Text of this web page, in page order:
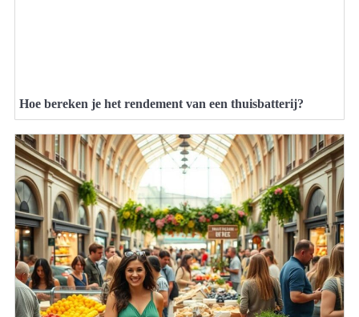
Hoe bereken je het rendement van een thuisbatterij?